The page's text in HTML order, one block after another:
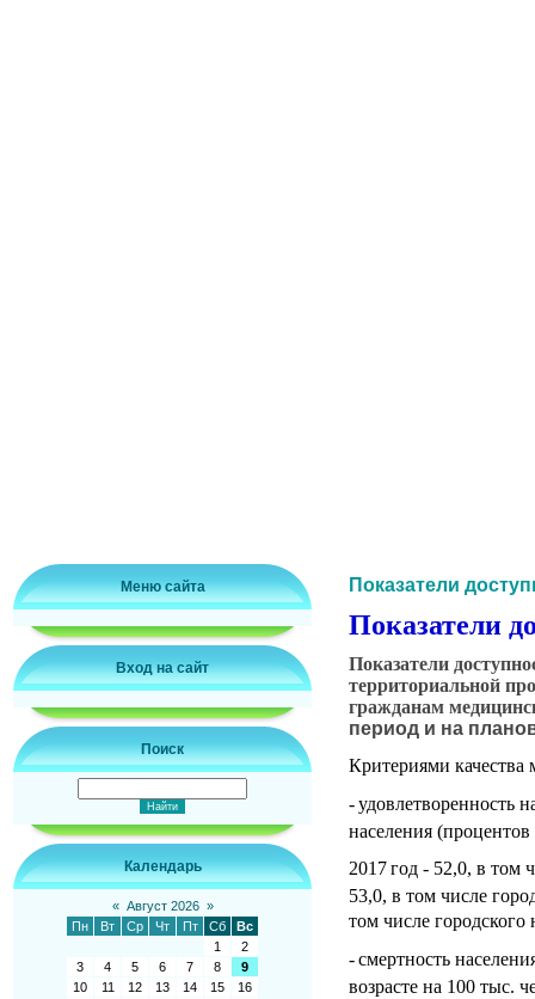
Меню сайта
Вход на сайт
Поиск
Календарь
« Август 2026 »
Пн
Вт Ср Чт Пт Сб
Вс
1
2
3
4 5 6 7 8
9
10
11 12 13 14 15
16
Показатели
Показатели
Показатели
территориальной
гражданам
период и на
Критериями
-удовлетворенность
населения
2017год - 52,0, в том
53,0, в том числе
том числе городского
-смертность
возрасте на 100 тыс.